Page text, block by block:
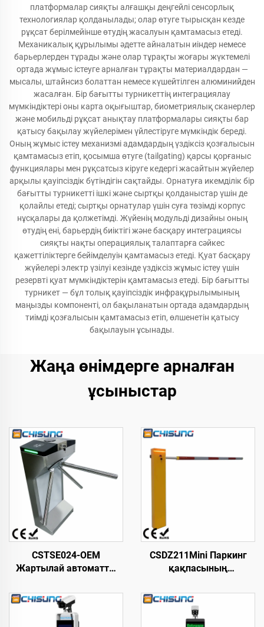
платформалар сияқты алғашқы деңгейлі сенсорлық
технологиялар қолданылады; олар өтуге тырысқан кезде
рұқсат берілмейінше өтудің жасалуын қамтамасыз етеді.
Механикалық құрылымы әдетте айналатын иіндер немесе
барьерлерден тұрады және олар тұрақты жоғары жүктемелі
ортада жұмыс істеуге арналған тұрақты материалдардан —
мысалы, штайнсиз болаттан немесе күшейтілген алюминийден
жасалған. Бір бағытты турникеттің интеграциялау
мүмкіндіктері оны карта оқығыштар, биометриялық сканерлер
және мобильді рұқсат анықтау платформалары сияқты бар
қатысу бақылау жүйелерімен үйлестіруге мүмкіндік береді.
Оның жұмыс істеу механизмі адамдардың үздіксіз қозғалысын
қамтамасыз етіп, қосымша өтуге (tailgating) қарсы қорғаныс
функциялары мен рұқсатсыз кіруге кедергі жасайтын жүйелер
арқылы қауіпсіздік бүтіндігін сақтайды. Орнатуға икемділік бір
бағытты турникетті ішкі және сыртқы қолданыстар үшін де
қолайлы етеді; сыртқы орнатулар үшін суға төзімді корпус
нұсқалары да қолжетімді. Жүйенің модульді дизайны оның
өтудің ені, барьердің биіктігі және басқару интеграциясы
сияқты нақты операциялық талаптарға сәйкес
қажеттіліктерге бейімделуін қамтамасыз етеді. Қуат басқару
жүйелері электр үзілуі кезінде үздіксіз жұмыс істеу үшін
резервті қуат мүмкіндіктерін қамтамасыз етеді. Бір бағытты
турникет — бұл толық қауіпсіздік инфрақұрылымының
маңызды компоненті, ол бақыланатын ортада адамдардың
тиімді қозғалысын қамтамасыз етіп, өлшенетін қатысу
бақылауын ұсынады.
Жаңа өнімдерге арналған
ұсыныстар
CSTSE024-OEM
Жартылай автоматты
триподты турникет 485
мм ұзындық х 280 мм
ені х 980 мм биіктік
CSDZ211Mini Паркинг
қақпасының
тіреуіш. Суытылған
болат. Реттелетін
жылдамдығы мен